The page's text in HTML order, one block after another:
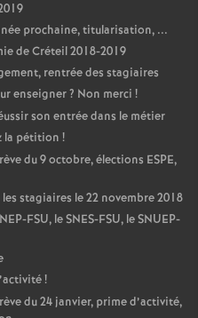
prochaine, titularisation, ...
de Créteil 2018-2019
rentrée des stagiaires
enseigner? Non merci !
son entrée dans le métier
la pétition !
du 9 octobre, élections ESPE,
stagiaires le 22 novembre 2018
-FSU, leSNES-FSU, leSNUEP-
!
du 24 janvier, prime d’activité,